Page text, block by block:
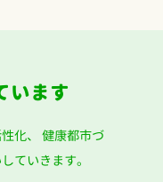
います
化、
健康都市づ
ていきます。